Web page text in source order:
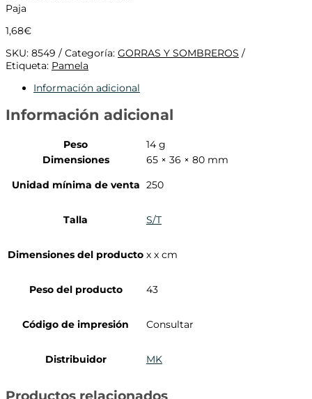
Paja
1,68€
SKU: 8549 Categoría: GORRAS Y SOMBREROS
Etiqueta: Pamela
Información adicional
Información adicional
Peso
14 g
Dimensiones
65 × 36 × 80 mm
Unidad mínima de venta 250
Talla S/T
Dimensiones del producto x x cm
Peso del producto 43
Código de impresión Consultar
Distribuidor MK